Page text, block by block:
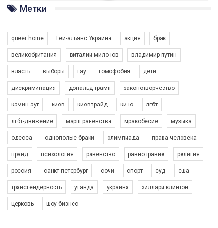
ГАУ є в 16 областях України.
Разом наш голос лунає гучніше!
Зупинимо насильство проти ЛГБТ в Україні! Stop violence against LGBT in Ukraine!
6/30/2017
Емоційний та вражаючий промо-ролік на конкурс PACT, який
представляє програму "Гей-альянс Україна" з протидії
насильству проти ЛГБТ в Україні.
Ми просимо вашої підтримки, щоб реалізувати нашу
програму з боротьби з насильством проти ЛГБТ в Україні.
Якщо ти хочеш підтримати нас - просто натисни "лайк" під
1.9K Просмотров • 226 Нравится • 5 Комментариев
Метки
queer home Гей-альянс Украина акция брак
великобритания виталий милонов владимир путин
власть выборы гау гомофобия дети
дискриминация дональд трамп законотворчество
камин-аут киев киевпрайд кино лгбт
лгбт-движение марш равенства мракобесие музыка
одесса однополые браки олимпиада права человека
прайд психология равенство равноправие религия
россия санкт-петербург сочи спорт суд сша
трансгендерность уганда украина хиллари клинтон
церковь шоу-бизнес